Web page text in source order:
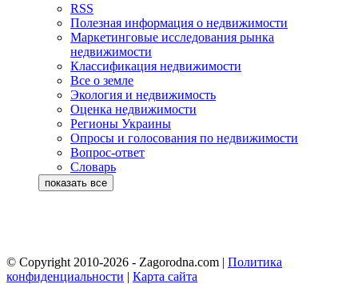
RSS
Полезная информация о недвижимости
Маркетинговые исследования рынка
недвижимости
Классификация недвижимости
Все о земле
Экология и недвижимость
Оценка недвижимости
Регионы Украины
Опросы и голосования по недвижимости
Вопрос-ответ
Словарь
© Copyright 2010-2026 - Zagorodna.com | Политика
конфиденциальности | Карта сайта